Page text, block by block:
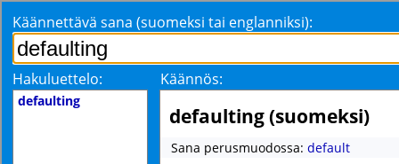
Käännettävä sana (suomeksi tai englanniksi):
Hakuluettelo: Käännös:
defaulting
defaulting (suomeksi)
Sana perusmuodossa: default